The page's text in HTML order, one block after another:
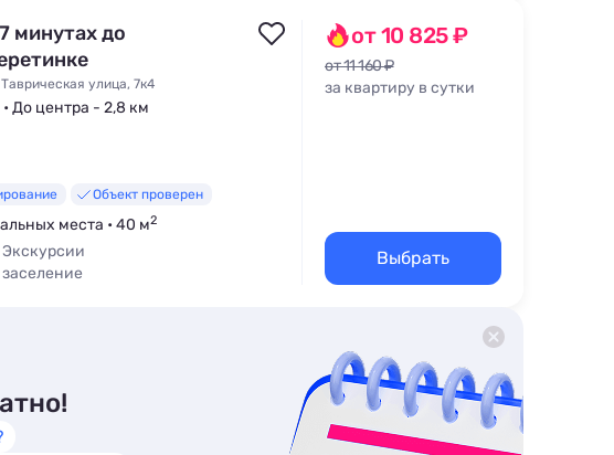
минутах до
улица, 7к4
До центра - 2,8 км
Объект проверен
места • 40 м2
Экскурсии
от 10 825 ₽
от 11 160 ₽
за квартиру в сутки
Выбрать